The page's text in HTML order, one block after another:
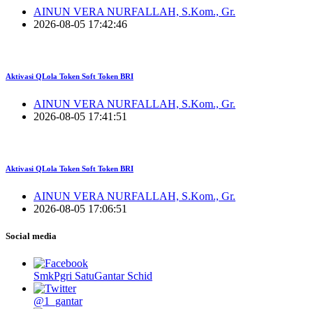
AINUN VERA NURFALLAH, S.Kom., Gr.
2026-08-05 17:42:46
Aktivasi QLola Token Soft Token BRI
AINUN VERA NURFALLAH, S.Kom., Gr.
2026-08-05 17:41:51
Aktivasi QLola Token Soft Token BRI
AINUN VERA NURFALLAH, S.Kom., Gr.
2026-08-05 17:06:51
Social media
SmkPgri SatuGantar Schid
@1_gantar